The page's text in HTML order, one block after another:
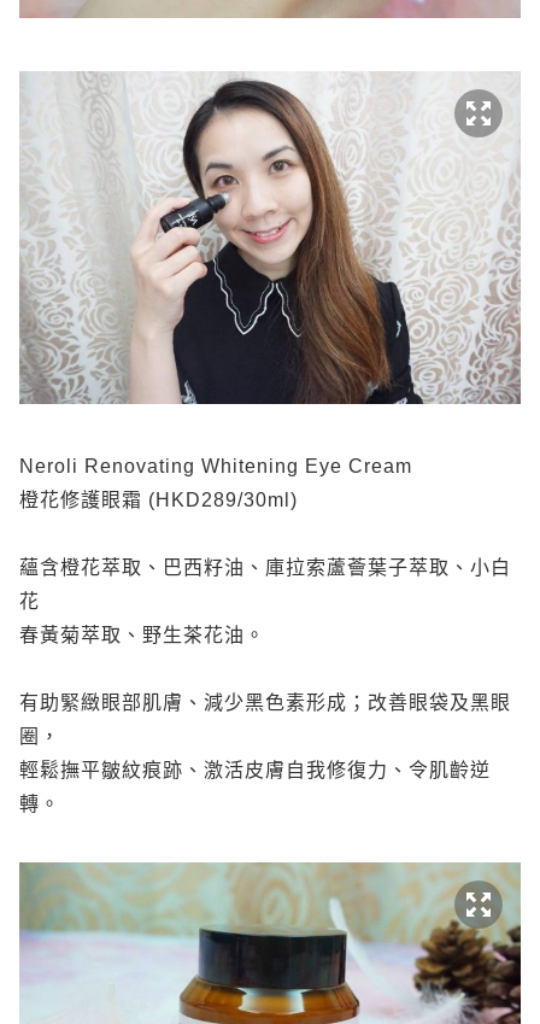
Neroli Renovating Whitening Eye Cream
橙花修護眼霜 (HKD289/30ml)
蘊含橙花萃取、巴西籽油、庫拉索蘆薈葉子萃取、小白
花
春黃菊萃取、野生茶花油。
有助緊緻眼部肌膚、減少黑色素形成；改善眼袋及黑眼
圈，
輕鬆撫平皺紋痕跡、激活皮膚自我修復力、令肌齡逆
轉。